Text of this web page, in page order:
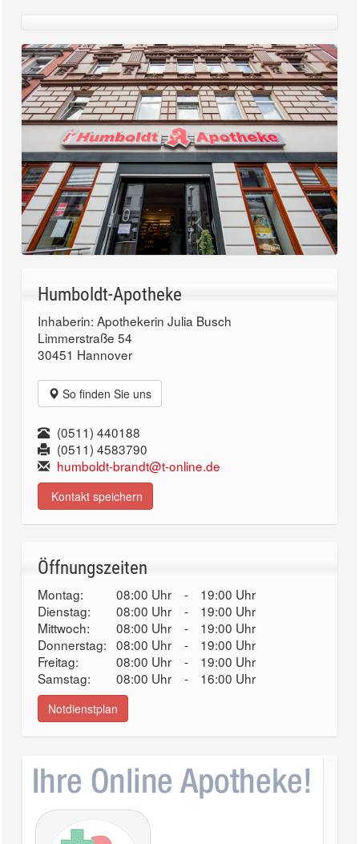
Humboldt-Apotheke
Inhaberin: Apothekerin Julia Busch
Limmerstraße 54
30451 Hannover
So finden Sie uns
(0511) 440188
(0511) 4583790
humboldt-brandt@t-online.de
Kontakt speichern
Öffnungszeiten
Montag: 08:00 Uhr -
19:00 Uhr
Dienstag:
08:00 Uhr -
19:00 Uhr
Mittwoch:
08:00 Uhr -
19:00 Uhr
Donnerstag: 08:00 Uhr -
19:00 Uhr
Freitag:
08:00 Uhr -
19:00 Uhr
Samstag:
08:00 Uhr - 16:00 Uhr
Notdienstplan